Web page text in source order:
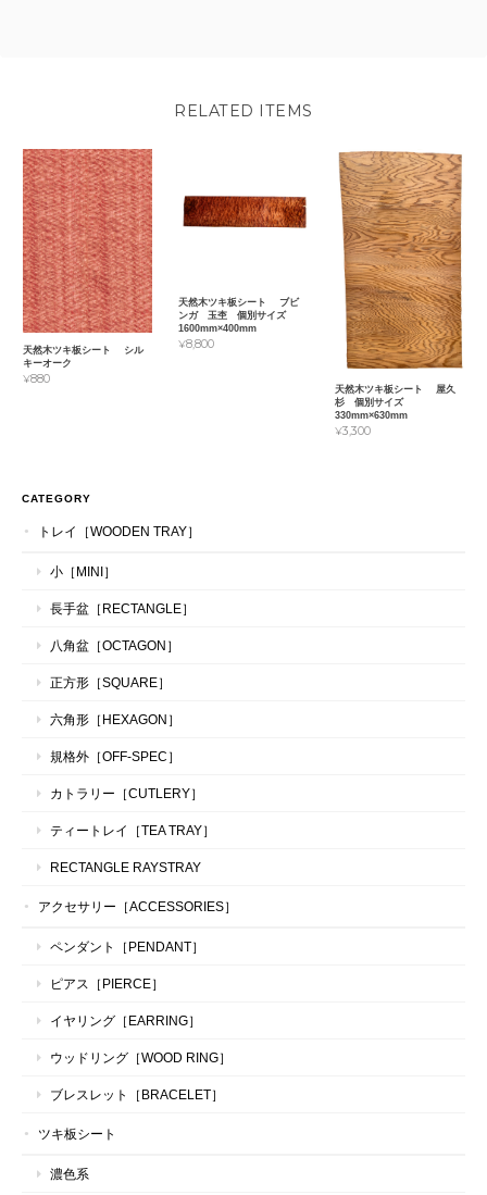
RELATED ITEMS
天然木ツキ板シート シル
キーオーク
¥880
天然木ツキ板シート ブビ
ンガ 玉杢 個別サイズ
1600mm×400mm
¥8,800
天然木ツキ板シート 屋久
杉 個別サイズ
330mm×630mm
¥3,300
CATEGORY
トレイ［WOODEN TRAY］
小［MINI］
長手盆［RECTANGLE］
八角盆［OCTAGON］
正方形［SQUARE］
六角形［HEXAGON］
規格外［OFF-SPEC］
カトラリー［CUTLERY］
ティートレイ［TEA TRAY］
RECTANGLE RAYSTRAY
アクセサリー［ACCESSORIES］
ペンダント［PENDANT］
ピアス［PIERCE］
イヤリング［EARRING］
ウッドリング［WOOD RING］
ブレスレット［BRACELET］
ツキ板シート
濃色系